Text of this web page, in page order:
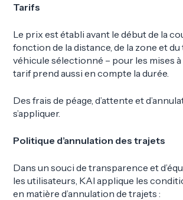
Tarifs
Le prix est établi avant le début de la
fonction de la distance, de la zone et du
véhicule sélectionné – pour les mises
tarif prend aussi en compte la durée.
Des frais de péage, d’attente et
s’appliquer.
Politique d’annulation des trajets
Dans un souci de transparence et
les utilisateurs, KAI applique les
en matière d’annulation de trajets :